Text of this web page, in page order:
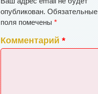
опубликован. Обязательные
поля помечены*
Комментарий*